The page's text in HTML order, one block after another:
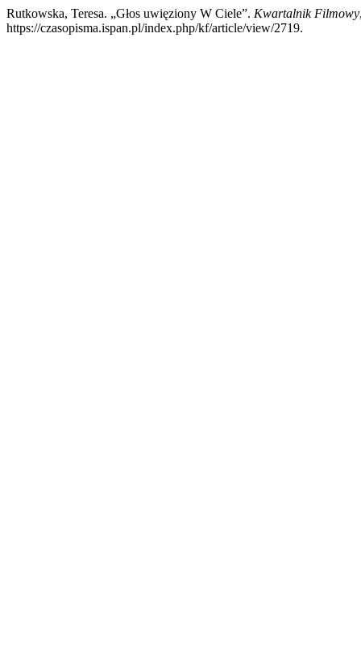
Rutkowska, Teresa. „Głos uwięziony W Ciele”. Kwartalnik Filmowy
https://czasopisma.ispan.pl/index.php/kf/article/view/2719.